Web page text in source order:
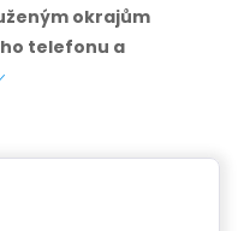
okrajům
telefonu a